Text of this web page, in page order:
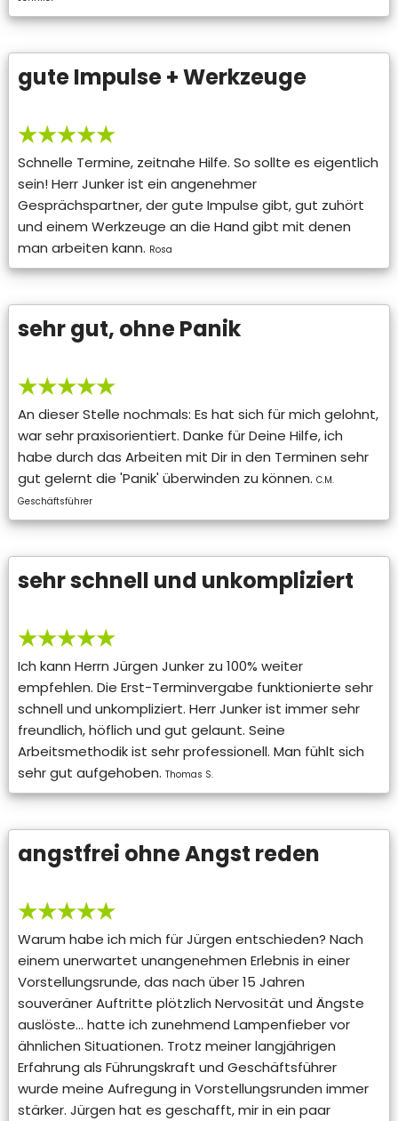
gute Impulse + Werkzeuge
★★★★★
Schnelle Termine, zeitnahe Hilfe. So sollte es eigentlich
sein! Herr Junker ist ein angenehmer
Gesprächspartner, der gute Impulse gibt, gut zuhört
und einem Werkzeuge an die Hand gibt mit denen
man arbeiten kann. Rosa
sehr gut, ohne Panik
★★★★★
An dieser Stelle nochmals: Es hat sich für mich gelohnt,
war sehr praxisorientiert. Danke für Deine Hilfe, ich
habe durch das Arbeiten mit Dir in den Terminen sehr
gut gelernt die 'Panik' überwinden zu können. C.M.
Geschäftsführer
sehr schnell und unkompliziert
★★★★★
Ich kann Herrn Jürgen Junker zu 100% weiter
empfehlen. Die Erst-Terminvergabe funktionierte sehr
schnell und unkompliziert. Herr Junker ist immer sehr
freundlich, höflich und gut gelaunt. Seine
Arbeitsmethodik ist sehr professionell. Man fühlt sich
sehr gut aufgehoben. Thomas S.
angstfrei ohne Angst reden
★★★★★
Warum habe ich mich für Jürgen entschieden? Nach
einem unerwartet unangenehmen Erlebnis in einer
Vorstellungsrunde, das nach über 15 Jahren
souveräner Auftritte plötzlich Nervosität und Ängste
auslöste… hatte ich zunehmend Lampenfieber vor
ähnlichen Situationen. Trotz meiner langjährigen
Erfahrung als Führungskraft und Geschäftsführer
wurde meine Aufregung in Vorstellungsrunden immer
stärker. Jürgen hat es geschafft, mir in ein paar